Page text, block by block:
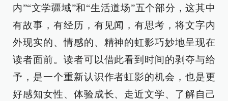
内”“文学疆域”和“生活道场”五个部分，这其中
有故事，有经历，有见闻，有思考，将文字内
外现实的、情感的、精神的虹影巧妙地呈现在
读者面前。读者可以借此看到时间的剥夺与给
予，是一个重新认识作者虹影的机会，也是更
好感知女性、体验成长、走近文学、了解自己